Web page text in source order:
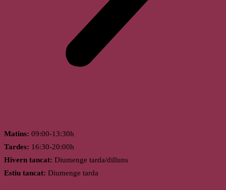
Matins: 09:00-13:30h
Tardes: 16:30-20:00h
Hivern tancat: Diumenge tarda/dilluns
Estiu tancat: Diumenge tarda